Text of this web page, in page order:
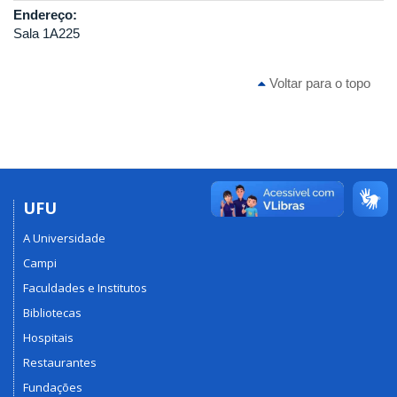
Endereço:
Sala 1A225
Voltar para o topo
UFU
A Universidade
Campi
Faculdades e Institutos
Bibliotecas
Hospitais
Restaurantes
Fundações